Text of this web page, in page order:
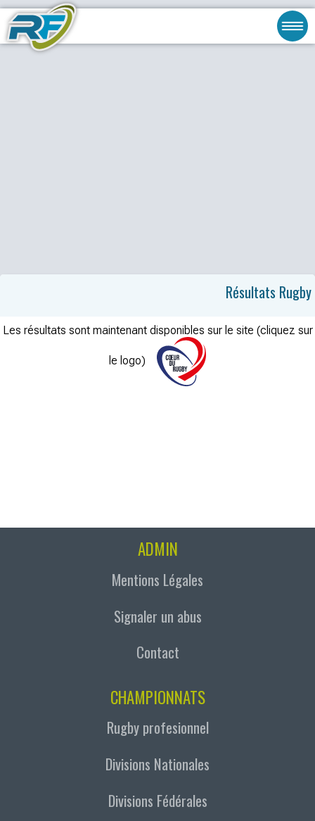
Résultats Rugby
Les résultats sont maintenant disponibles sur le site (cliquez sur
le logo)
ADMIN
Mentions Légales
Signaler un abus
Contact
CHAMPIONNATS
Rugby profesionnel
Divisions Nationales
Divisions Fédérales